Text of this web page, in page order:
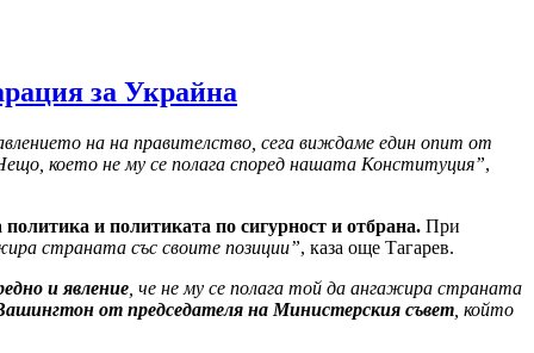
за Украйна
на на правителство, сега виждаме един опит от
което не му се полага според нашата Конституция”,
и политиката по сигурност и отбрана. При
страната със своите позиции”, каза още Тагарев.
и явление , че не му се полага той да ангажира страната
от председателя на Министерския съвет , който